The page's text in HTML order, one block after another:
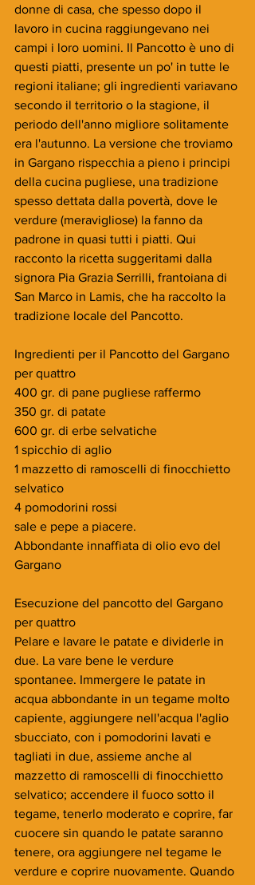
donne di casa, che spesso dopo il
lavoro in cucina raggiungevano nei
campi i loro uomini. Il Pancotto è uno di
questi piatti, presente un po' in tutte le
regioni italiane; gli ingredienti variavano
secondo il territorio o la stagione, il
periodo dell'anno migliore solitamente
era l'autunno. La versione che troviamo
in Gargano rispecchia a pieno i principi
della cucina pugliese, una tradizione
spesso dettata dalla povertà, dove le
verdure (meravigliose) la fanno da
padrone in quasi tutti i piatti. Qui
racconto la ricetta suggeritami dalla
signora Pia Grazia Serrilli, frantoiana di
San Marco in Lamis, che ha raccolto la
tradizione locale del Pancotto.
Ingredienti per il Pancotto del Gargano
per quattro
400 gr. di pane pugliese raffermo
350 gr. di patate
600 gr. di erbe selvatiche
1 spicchio di aglio
1 mazzetto di ramoscelli di finocchietto
selvatico
4 pomodorini rossi
sale e pepe a piacere.
Abbondante innaffiata di olio evo del
Gargano
Esecuzione del pancotto del Gargano
per quattro
Pelare e lavare le patate e dividerle in
due. La vare bene le verdure
spontanee. Immergere le patate in
acqua abbondante in un tegame molto
capiente, aggiungere nell'acqua l'aglio
sbucciato, con i pomodorini lavati e
tagliati in due, assieme anche al
mazzetto di ramoscelli di finocchietto
selvatico; accendere il fuoco sotto il
tegame, tenerlo moderato e coprire, far
cuocere sin quando le patate saranno
tenere, ora aggiungere nel tegame le
verdure e coprire nuovamente. Quando